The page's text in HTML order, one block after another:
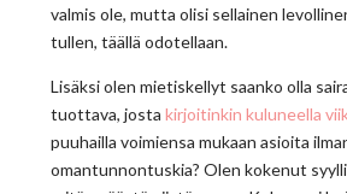
valmis ole, mutta olisi sellainen
tullen, täällä odotellaan.
Lisäksi olen mietiskellyt saanko olla
tuottava, jostakirjoitinkin kuluneella
puuhailla voimiensa mukaan asioita
omantunnontuskia? Olen kokenut